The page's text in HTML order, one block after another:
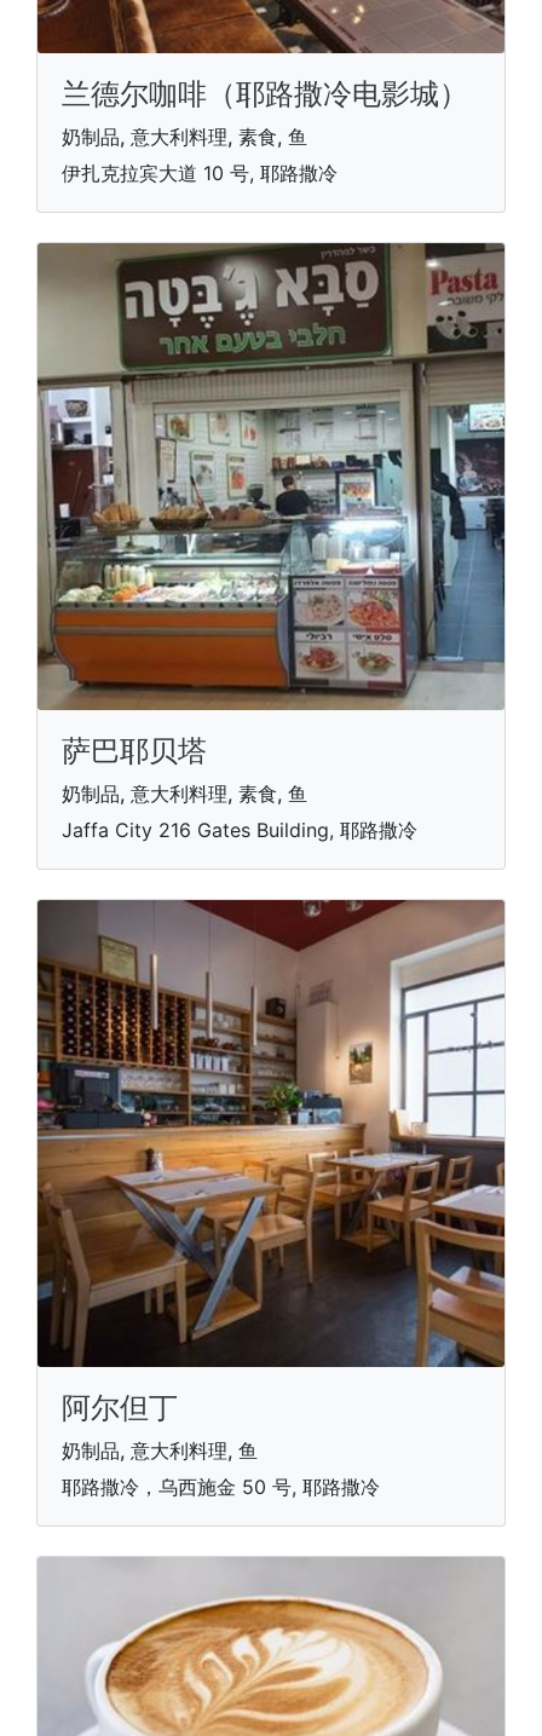
兰德尔咖啡（耶路撒冷电影城）
奶制品, 意大利料理, 素食, 鱼
伊扎克拉宾大道 10 号, 耶路撒冷
萨巴耶贝塔
奶制品, 意大利料理, 素食, 鱼
Jaffa City 216 Gates Building, 耶路撒冷
阿尔但丁
奶制品, 意大利料理, 鱼
耶路撒冷，乌西施金 50 号, 耶路撒冷